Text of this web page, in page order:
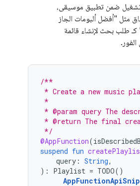
تشغيل ضمن تطبيق موسيقى،
مثل "أفضل ألبومات الجاز
2026" كـ طلب بحث لإنشاء قائمة
/**
* Create a new music
*
* @param query The
* @return The final
*/
@AppFunction(
suspend fun
query : String,
):
Playlist = TODO()